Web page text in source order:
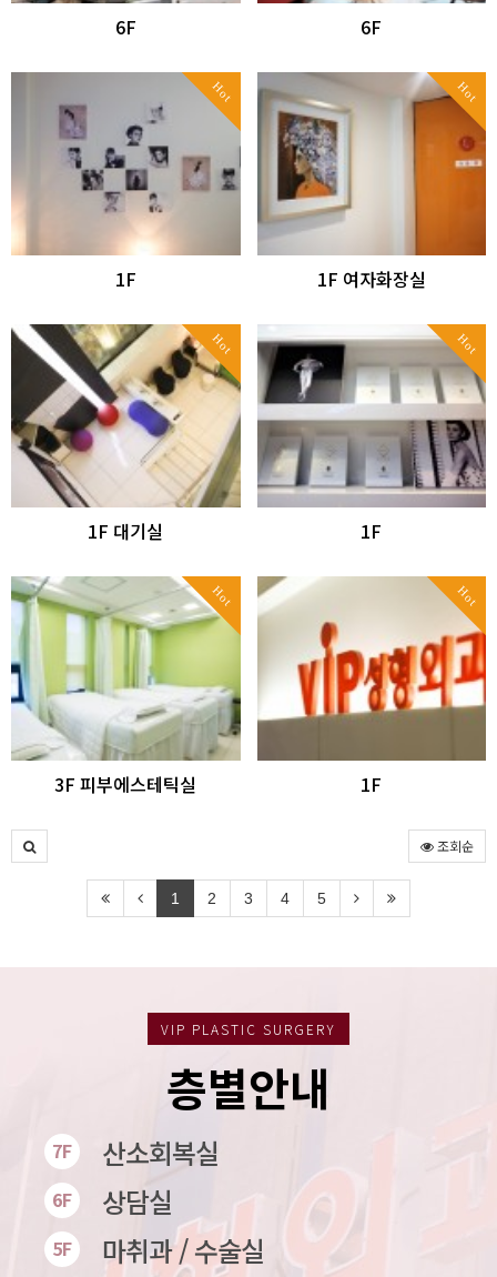
6F 6F
Hot
1F
Hot
1F 여자화장실
Hot
1F 대기실
Hot
1F
Hot
3F 피부에스테틱실
Hot
1F
조회순
1 2 3 4 5
VIP PLASTIC SURGERY
층별안내
7F 산소회복실
6F 상담실
5F 마취과 / 수술실